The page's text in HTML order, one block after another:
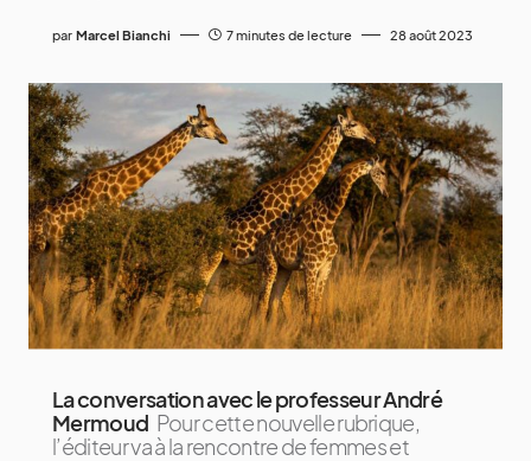
par Marcel Bianchi 7 minutes de lecture 28 août 2023
La conversation avec le professeur André
Mermoud Pour cette nouvelle rubrique,
l’éditeur va à la rencontre de femmes et